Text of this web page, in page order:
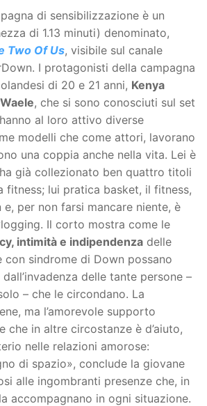
di sensibilizzazione è un
di 1.13 minuti) denominato,
Two Of Us, visibile sul canale
I protagonisti della campagna
di 20 e 21 anni, Kenya
, che si sono conosciuti sul set
al loro attivo diverse
modelli che come attori, lavorano
una coppia anche nella vita. Lei è
già collezionato ben quattro titoli
fitness; lui pratica basket, il fitness,
per non farsi mancare niente, è
Il corto mostra come le
intimità e indipendenza delle
con sindrome di Down possano
delle tante persone –
– che le circondano. La
ma l’amorevole supporto
che in altre circostanze è d’aiuto,
nelle relazioni amorose:
di spazio», conclude la giovane
alle ingombranti presenze che, in
accompagnano in ogni situazione.